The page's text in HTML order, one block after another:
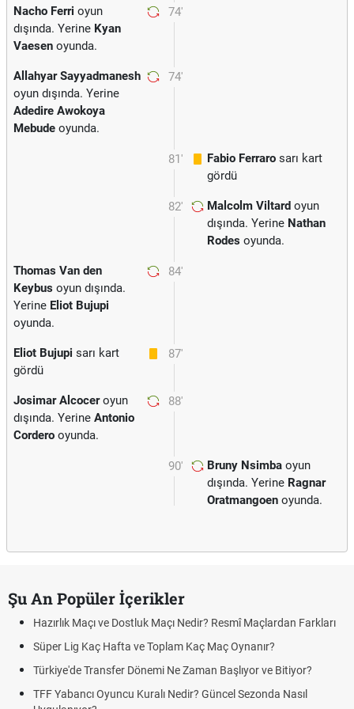
74'
Nacho Ferri oyun
dışında. Yerine Kyan
Vaesen oyunda.
74'
Allahyar Sayyadmanesh
oyun dışında. Yerine
Adedire Awokoya
Mebude oyunda.
81' Fabio Ferraro sarı kart
gördü
82' Malcolm Viltard oyun
dışında. Yerine Nathan
Rodes oyunda.
84'
Thomas Van den
Keybus oyun dışında.
Yerine Eliot Bujupi
oyunda.
87'
Eliot Bujupi sarı kart
gördü
88'
Josimar Alcoceroyun
dışında. Yerine Antonio
Cordero oyunda.
90' Bruny Nsimba oyun
dışında. Yerine Ragnar
Oratmangoen oyunda.
Şu An Popüler İçerikler
Hazırlık Maçı ve Dostluk Maçı Nedir? Resmî Maçlardan Farkları
Süper Lig Kaç Hafta ve Toplam Kaç Maç Oynanır?
Türkiye'de Transfer Dönemi Ne Zaman Başlıyor ve Bitiyor?
TFF Yabancı Oyuncu Kuralı Nedir? Güncel Sezonda Nasıl